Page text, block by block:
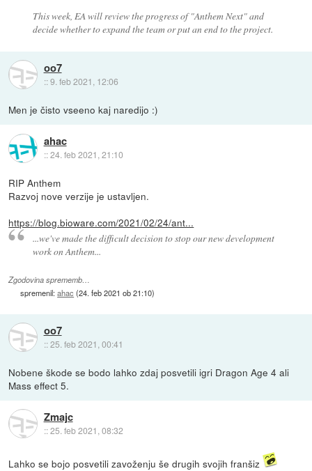
This week, EA will review the progress of "Anthem Next" and
decide whether to expand the team or put an end to the project.
oo7
::9. feb 2021, 12:06
Men je čisto vseeno kaj naredijo :)
ahac
::24. feb 2021, 21:10
RIP Anthem
Razvoj nove verzije je ustavljen.
https://blog.bioware.com/2021/02/24/ant...
...we've made the difficult decision to stop our new development
work on Anthem...
Zgodovina sprememb…
spremenil:ahac (24. feb 2021 ob 21:10)
oo7
::25. feb 2021, 00:41
Nobene škode se bodo lahko zdaj posvetili igri Dragon Age 4 ali
Mass effect 5.
Zmajc
::25. feb 2021, 08:32
Lahko se bojo posvetili zavoženju še drugih svojih franšiz